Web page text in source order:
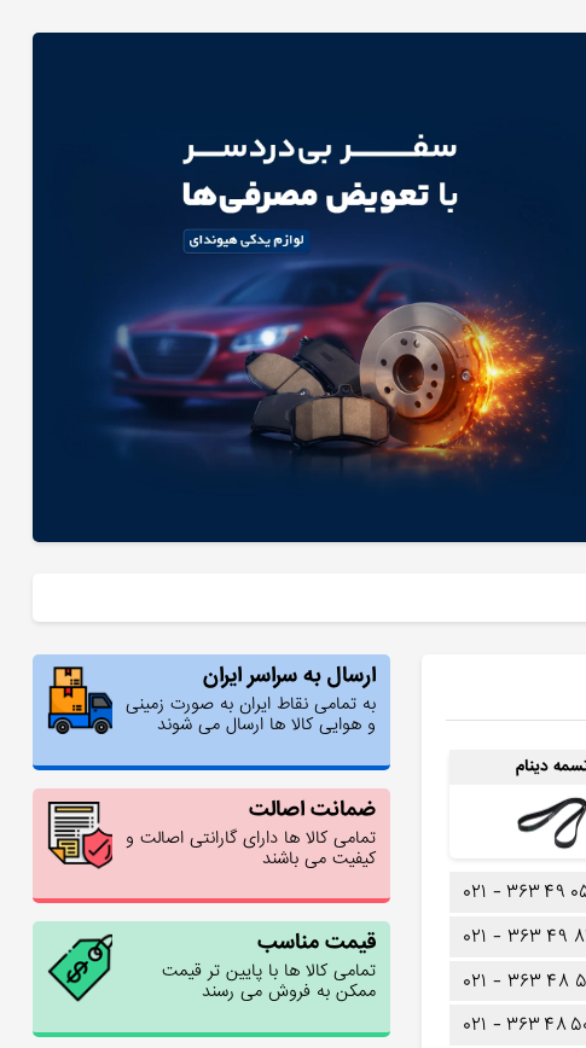
ارسال به سراسر ایران
به تمامی نقاط ایران به صورت زمینی
و هوایی کالا ها ارسال می شوند
ضمانت اصالت
تمامی کالا ها دارای گارانتی اصالت و
کیفیت می باشند
قیمت مناسب
تمامی کالا ها با پایین تر قیمت
ممکن به فروش می رسند
دینام
۰۲۱ - ۳۶۳۴۹
۰۲۱ - ۳۶۳ ۴۹
۰۲۱ - ۳۶۳ ۴۸
۰۲۱ - ۳۶۳۴۸